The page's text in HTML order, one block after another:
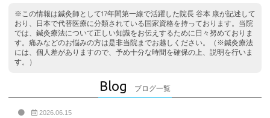
※この情報は鍼灸師として17年間第一線で活躍した院長 谷本 康が記述して
おり、日本で代替医療に分類されている国家資格を持っております。当院
では、鍼灸療法について正しい知識をお伝えするために日々努めておりま
す。痛みなどのお悩みの方は是非当院までお越しください。（※鍼灸療法
には、個人差がありますので、予め十分な時間を確保の上、説明を行いま
す。）
Blog ブログ一覧
2026.06.15